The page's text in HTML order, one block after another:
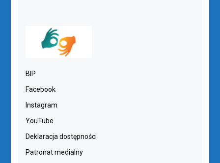
BIP
Facebook
Instagram
YouTube
Deklaracja dostępności
Patronat medialny